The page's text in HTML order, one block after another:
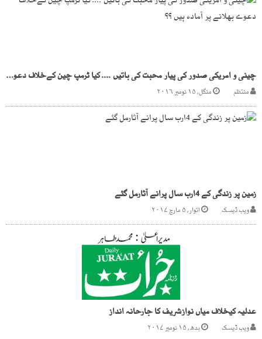
چینی و امریکی صدور کی پیار محبت کی باتیں .... کیا ٹرمپ چین کےخلاف دعوے بھلانے پر آمادہ ہیں ؟؟
منتظم منگل, ۱۵ نومبر ۲۰۱۶
زمین پر زندگی کے 4ارب سال پرانے آثارمل گئے
ویب ڈیسک اتوار, ۵ مارچ ۲۰۱۷
عدلیہ کیخلاف میاں نوازشریف کا جارحانہ انداز
ویب ڈیسک بدھ, ۱۵ نومبر ۲۰۱۷